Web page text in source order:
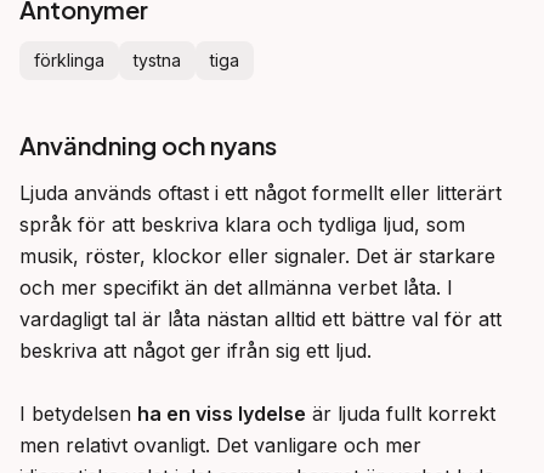
Antonymer
förklinga tystna tiga
Användning och nyans
Ljuda används oftast i ett något formellt eller litterärt
språk för att beskriva klara och tydliga ljud, som
musik, röster, klockor eller signaler. Det är starkare
och mer specifikt än det allmänna verbet låta. I
vardagligt tal är låta nästan alltid ett bättre val för att
beskriva att något ger ifrån sig ett ljud.
I betydelsen ha en viss lydelse är ljuda fullt korrekt
men relativt ovanligt. Det vanligare och mer